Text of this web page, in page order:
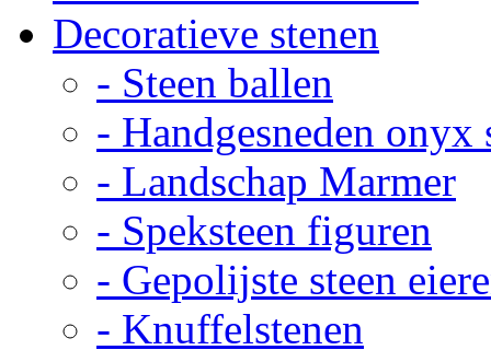
Decoratieve stenen
- Steen ballen
- Handgesneden onyx
- Landschap Marmer
- Speksteen figuren
- Gepolijste steen
- Knuffelstenen